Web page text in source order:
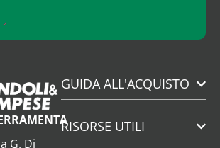
G. Di
GUIDA ALL'ACQUISTO
RISORSE UTILI